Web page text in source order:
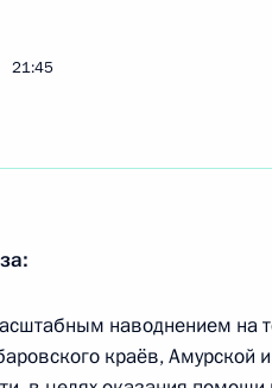
средств из
21:45
наводнением на
краёв, Амурской